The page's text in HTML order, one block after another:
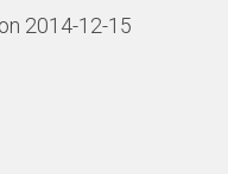
2014-12-15